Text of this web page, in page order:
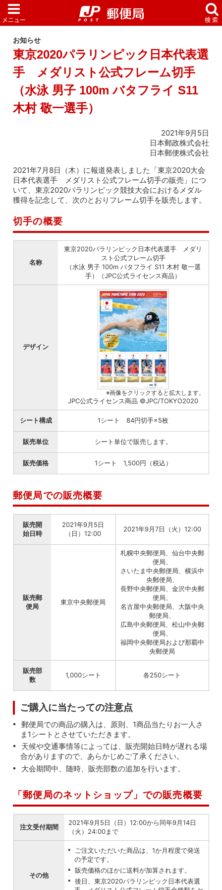
お知らせ
東京2020パラリンピック日本代表選
手 メダリスト公式フレーム切手
（水泳 男子 100m バタフライ S11
木村 敬一選手）
2021年9月5日
日本郵政株式会社
日本郵便株式会社
2021年7月8日（木）に報道発表しました「東京2020大会
日本代表選手 メダリスト公式フレーム切手の販売」につ
いて、東京2020パラリンピック競技大会におけるメダル
獲得を記念して、次のとおりフレーム切手を販売します。
切手の概要
名称
東京2020パラリンピック日本代表選手 メダリ
スト公式フレーム切手
（水泳 男子 100m バタフライ S11 木村 敬一選
手）（JPC公式ライセンス商品）
デザイン
※画像をクリックすると拡大します。
JPC公式ライセンス商品 ©JPC/TOKYO2020
シート構成 1シート 84円切手×5枚
販売単位 シート単位で販売します。
販売価格 1シート 1,500円（税込）
郵便局での販売概要
販売開
始日時
2021年9月5日
（日）12:00
2021年9月7日（火）12:00
販売郵
便局
東京中央郵便局
札幌中央郵便局、仙台中央郵
便局、
さいたま中央郵便局、横浜中
央郵便局、
長野中央郵便局、金沢中央郵
便局、
名古屋中央郵便局、大阪中央
郵便局、
広島中央郵便局、松山中央郵
便局、
福岡中央郵便局および那覇中
央郵便局
販売部
数
1,000シート 各250シート
ご購入に当たっての注意点
郵便局での商品の購入は、原則、1商品当たりお一人さ
ま1シートとさせていただきます。
天候や交通事情等によっては、販売開始日時が遅れる場
合がありますので、あらかじめご了承ください。
大会期間中、随時、販売部数の追加を行います。
「郵便局のネットショップ」での販売概要
注文受付期間
2021年9月5日（日）12:00から同年9月14日
（火）24:00まで
その他
ご注文いただいた商品は、1か月程度で発送
の予定です。
販売価格のほかに送料が加算されます。
後日、東京2020パラリンピック日本代表選